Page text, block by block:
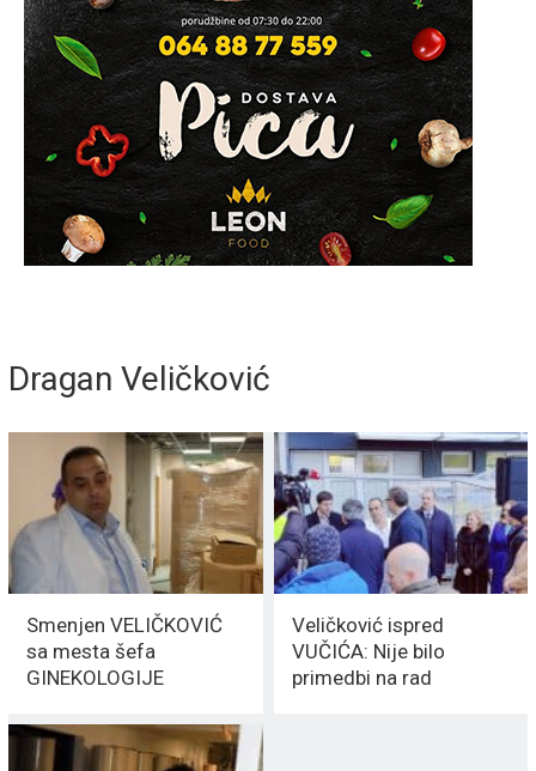
Dragan Veličković
Smenjen VELIČKOVIĆ
sa mesta šefa
GINEKOLOGIJE
Veličković ispred
VUČIĆA: Nije bilo
primedbi na rad